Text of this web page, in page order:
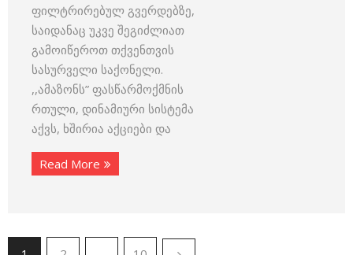
ფილტრირებულ გვერდებზე,
საიდანაც უკვე შეგიძლიათ
გამოიწეროთ თქვენთვის
სასურველი საქონელი.
,,ამაზონს” ფასწარმოქმნის
რთული, დინამიური სისტემა
აქვს, ხშირია აქციები და
Read More